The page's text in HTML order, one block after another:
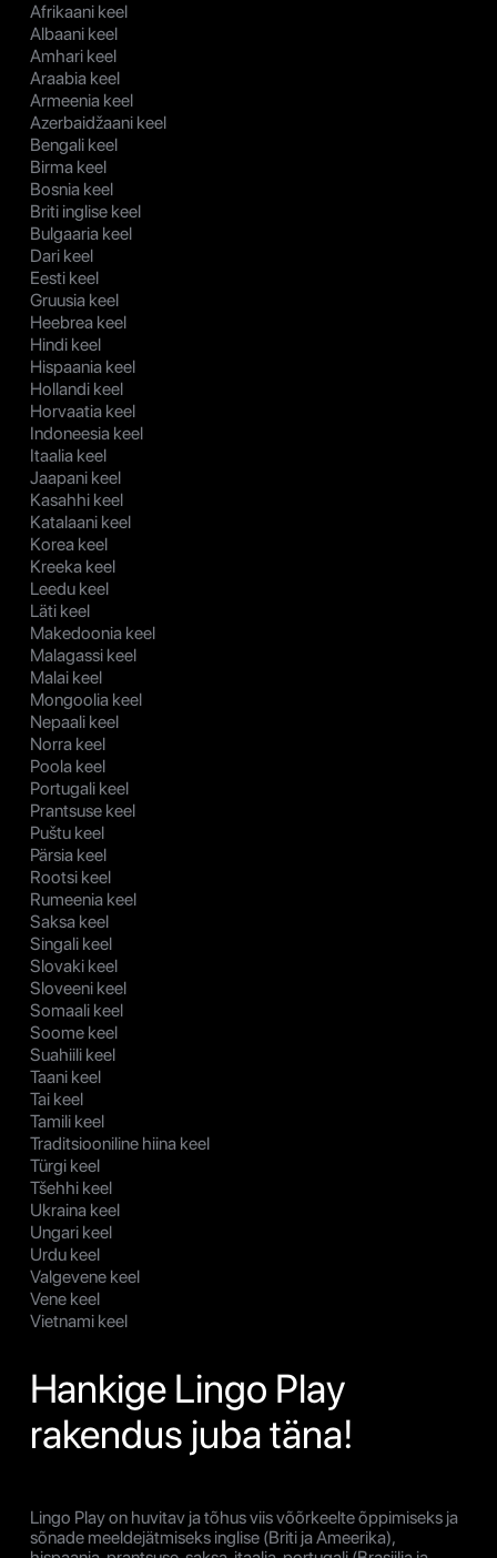
Afrikaani keel
Albaani keel
Amhari keel
Araabia keel
Armeenia keel
Azerbaidžaani keel
Bengali keel
Birma keel
Bosnia keel
Briti inglise keel
Bulgaaria keel
Dari keel
Eesti keel
Gruusia keel
Heebrea keel
Hindi keel
Hispaania keel
Hollandi keel
Horvaatia keel
Indoneesia keel
Itaalia keel
Jaapani keel
Kasahhi keel
Katalaani keel
Korea keel
Kreeka keel
Leedu keel
Läti keel
Makedoonia keel
Malagassi keel
Malai keel
Mongoolia keel
Nepaali keel
Norra keel
Poola keel
Portugali keel
Prantsuse keel
Puštu keel
Pärsia keel
Rootsi keel
Rumeenia keel
Saksa keel
Singali keel
Slovaki keel
Sloveeni keel
Somaali keel
Soome keel
Suahiili keel
Taani keel
Tai keel
Tamili keel
Traditsiooniline hiina keel
Türgi keel
Tšehhi keel
Ukraina keel
Ungari keel
Urdu keel
Valgevene keel
Vene keel
Vietnami keel
Hankige Lingo Play
rakendus juba täna!
Lingo Play on huvitav ja tõhus viis võõrkeelte õppimiseks ja
sõnade meeldejätmiseks inglise (Briti ja Ameerika),